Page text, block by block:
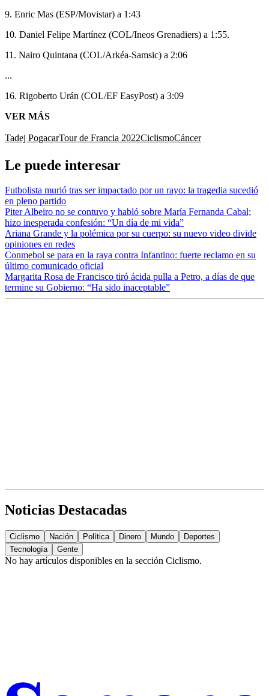
9. Enric Mas (ESP/Movistar) a 1:43
10. Daniel Felipe Martínez (COL/Ineos Grenadiers) a 1:55.
11. Nairo Quintana (COL/Arkéa-Samsic) a 2:06
...
16. Rigoberto Urán (COL/EF EasyPost) a 3:09
VER MÁS
Tadej PogacarTour de Francia 2022CiclismoCáncer
Le puede interesar
Futbolista murió tras ser impactado por un rayo: la tragedia sucedió
en pleno partido
Piter Albeiro no se contuvo y habló sobre María Fernanda Cabal;
hizo inesperada confesión: “Un día de mi vida”
Ariana Grande y la polémica por su cuerpo: su nuevo video divide
opiniones en redes
Conmebol se para en la raya contra Infantino: fuerte reclamo en su
último comunicado oficial
Margarita Rosa de Francisco tiró ácida pulla a Petro, a días de que
termine su Gobierno: “Ha sido inaceptable”
Noticias Destacadas
Ciclismo Nación Política Dinero Mundo
Deportes
Tecnología
Gente
No hay artículos disponibles en la sección Ciclismo.